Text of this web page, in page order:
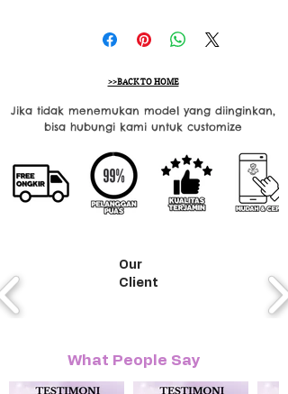
>>BACK TO HOME
Jika tidak menemukan model yang diinginkan,
bisa hubungi kami untuk customize
Our
Client
What People Say